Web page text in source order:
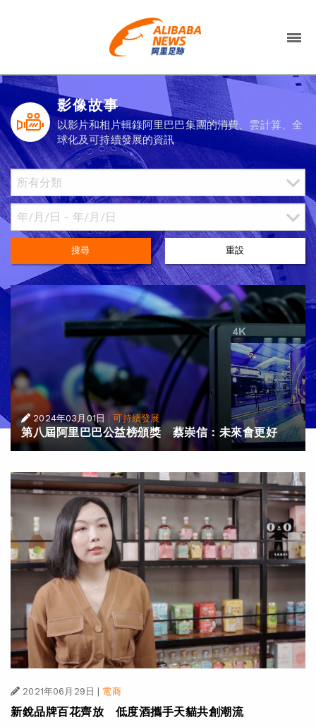
影像故事
以影片和相片輯錄阿里巴巴集團的消費、雲計算、全
球化及可持續發展的資訊
搜尋 重設
2024年03月01日 |可持續發展
第八屆阿里巴巴公益榜頒獎 蔡崇信：未來會更好
2021年06月29日 電商
新銳品牌百花齊放 低度酒攜手天貓共創潮流